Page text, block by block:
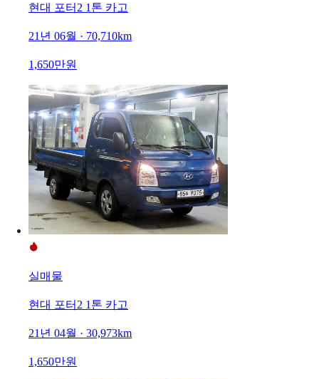
현대 포터2 1톤 카고
21년 06월 · 70,710km
1,650만원
실매물
현대 포터2 1톤 카고
21년 04월 · 30,973km
1,650만원